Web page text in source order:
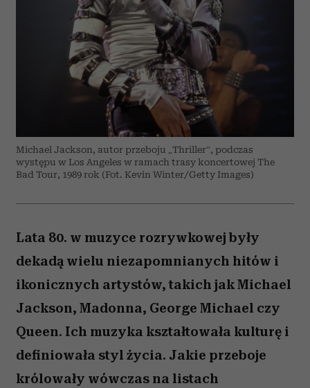
Michael Jackson, autor przeboju „Thriller”, podczas
występu w Los Angeles w ramach trasy koncertowej The
Bad Tour, 1989 rok (Fot. Kevin Winter/Getty Images)
Lata 80. w muzyce rozrywkowej były
dekadą wielu niezapomnianych hitów i
ikonicznych artystów, takich jak Michael
Jackson, Madonna, George Michael czy
Queen. Ich muzyka kształtowała kulturę i
definiowała styl życia. Jakie przeboje
królowały wówczas na listach